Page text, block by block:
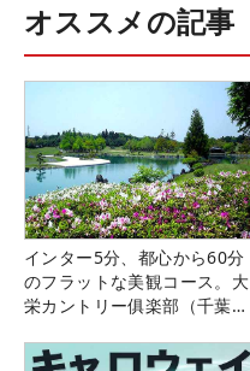
オススメの記事
インター5分、都心から60分
のフラットな美観コース。大
栄カントリー俱楽部（千葉